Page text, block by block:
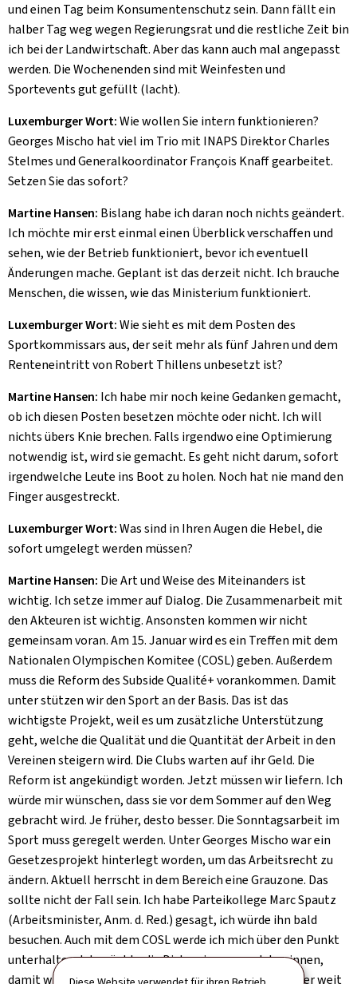
und einen Tag beim Konsumentenschutz sein. Dann fällt ein
halber Tag weg wegen Regierungsrat und die restliche Zeit bin
ich bei der Landwirtschaft. Aber das kann auch mal angepasst
werden. Die Wochenenden sind mit Weinfesten und
Sportevents gut gefüllt (lacht).
Luxemburger Wort:Wie wollen Sie intern funktionieren?
Georges Mischo hat viel im Trio mit INAPS Direktor Charles
Stelmes und Generalkoordinator François Knaff gearbeitet.
Setzen Sie das sofort?
Martine Hansen: Bislang habe ich daran noch nichts geändert.
Ich möchte mir erst einmal einen Überblick verschaffen und
sehen, wie der Betrieb funktioniert, bevor ich eventuell
Änderungen mache. Geplant ist das derzeit nicht. Ich brauche
Menschen, die wissen, wie das Ministerium funktioniert.
Luxemburger Wort:Wie sieht es mit dem Posten des
Sportkommissars aus, der seit mehr als fünf Jahren und dem
Renteneintritt von Robert Thillens unbesetzt ist?
Martine Hansen: Ich habe mir noch keine Gedanken gemacht,
ob ich diesen Posten besetzen möchte oder nicht. Ich will
nichts übers Knie brechen. Falls irgendwo eine Optimierung
notwendig ist, wird sie gemacht. Es geht nicht darum, sofort
irgendwelche Leute ins Boot zu holen. Noch hat nie mand den
Finger ausgestreckt.
Luxemburger Wort:Was sind in Ihren Augen die Hebel, die
sofort umgelegt werden müssen?
Martine Hansen: Die Art und Weise des Miteinanders ist
wichtig. Ich setze immer auf Dialog. Die Zusammenarbeit mit
den Akteuren ist wichtig. Ansonsten kommen wir nicht
gemeinsam voran. Am 15. Januar wird es ein Treffen mit dem
Nationalen Olympischen Komitee (COSL) geben. Außerdem
muss die Reform des Subside Qualité+ vorankommen. Damit
unter stützen wir den Sport an der Basis. Das ist das
wichtigste Projekt, weil es um zusätzliche Unterstützung
geht, welche die Qualität und die Quantität der Arbeit in den
Vereinen steigern wird. Die Clubs warten auf ihr Geld. Die
Reform ist angekündigt worden. Jetzt müssen wir liefern. Ich
würde mir wünschen, dass sie vor dem Sommer auf den Weg
gebracht wird. Je früher, desto besser. Die Sonntagsarbeit im
Sport muss geregelt werden. Unter Georges Mischo war ein
Gesetzesprojekt hinterlegt worden, um das Arbeitsrecht zu
ändern. Aktuell herrscht in dem Bereich eine Grauzone. Das
sollte nicht der Fall sein. Ich habe Parteikollege Marc Spautz
(Arbeitsminister, Anm. d. Red.) gesagt, ich würde ihn bald
besuchen. Auch mit dem COSL werde ich mich über den Punkt
unterhalten. Ich möchte die Diskussionen rasch beginnen,
damit wir vorankommen. Die Arbeiten sind aber weniger weit